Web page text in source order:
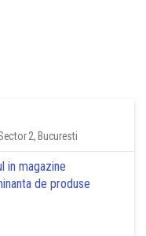
2, Bucuresti
in magazine
de produse